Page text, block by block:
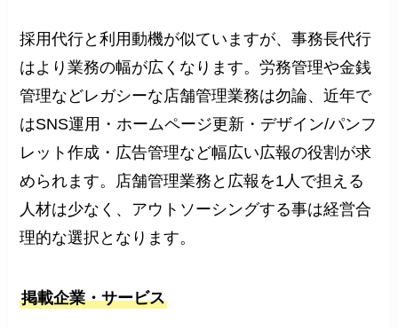
採用代行と利用動機が似ていますが、事務長代行
はより業務の幅が広くなります。労務管理や金銭
管理などレガシーな店舗管理業務は勿論、近年で
はSNS運用・ホームページ更新・デザイン/パンフ
レット作成・広告管理など幅広い広報の役割が求
められます。店舗管理業務と広報を1人で担える
人材は少なく、アウトソーシングする事は経営合
理的な選択となります。
掲載企業・サービス